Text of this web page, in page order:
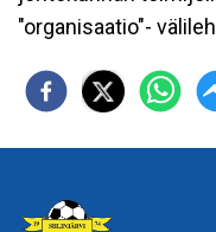
"organisaatio"-